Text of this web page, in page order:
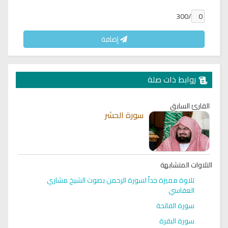
/300
إضافة
روابط ذات صلة
القارئ السابق
سورة الحشر
التلاوات المتشابهة
تلاوة مميزة جداً لسورة الرحمن بصوت الشيخ مشاري
العفاسي
سورة الفاتحة
سورة البقرة